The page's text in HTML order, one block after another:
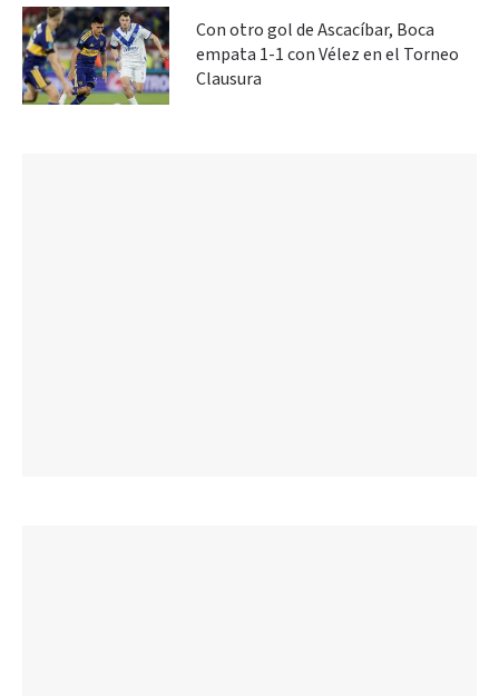
Con otro gol de Ascacíbar, Boca
empata 1-1 con Vélez en el Torneo
Clausura